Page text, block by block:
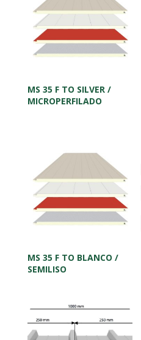
MS 35 F TO SILVER /
MICROPERFILADO
MS 35 F TO BLANCO /
SEMILISO